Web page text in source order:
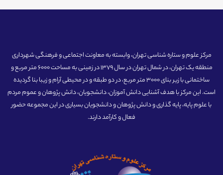
مرکز علوم و ستاره شناسی تهران، وابسته به معاونت اجتماعی و فرهنگی شهرداری
منطقه یک تهران، در شمال تهران در سال 1379 در زمینی به مساحت 6000 متر مربع و
ساختمانی با زیر بنای 3000 متر مربع، در دو طبقه و در محیطی آرام و زیبا بنا گردیده
است. این مرکز با هدف آشنایی دانش آموزان، دانشجویان، دانش پژوهان و عموم مردم
با علوم پایه، پایه گذاری و دانش پژوهان و دانشجویان بسیاری در این مجموعه حضور
فعال و کارآمد دارند.